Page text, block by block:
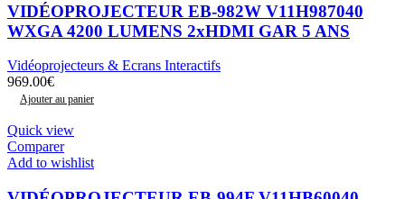
VIDÉOPROJECTEUR EB-982W V11H987040
WXGA 4200 LUMENS 2xHDMI GAR 5 ANS
Vidéoprojecteurs & Ecrans Interactifs
969.00€
Ajouter au panier
Quick view
Comparer
Add to wishlist